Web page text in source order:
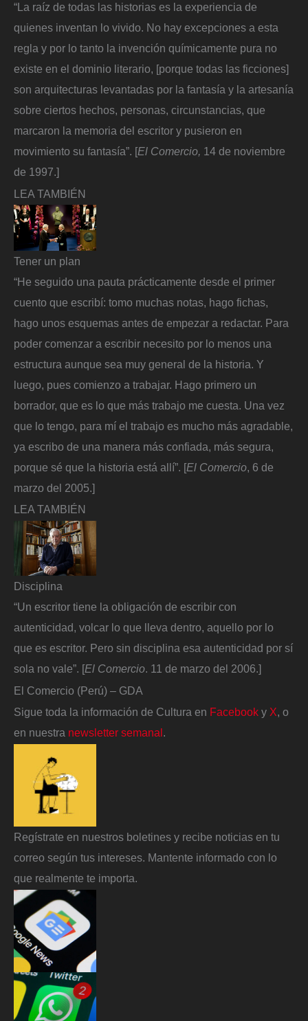
“La raíz de todas las historias es la experiencia de
quienes inventan lo vivido. No hay excepciones a esta
regla y por lo tanto la invención químicamente pura no
existe en el dominio literario, [porque todas las ficciones]
son arquitecturas levantadas por la fantasía y la artesanía
sobre ciertos hechos, personas, circunstancias, que
marcaron la memoria del escritor y pusieron en
movimiento su fantasía”. [El Comercio, 14 de noviembre
de 1997.]
LEA TAMBIÉN
Tener un plan
“He seguido una pauta prácticamente desde el primer
cuento que escribí: tomo muchas notas, hago fichas,
hago unos esquemas antes de empezar a redactar. Para
poder comenzar a escribir necesito por lo menos una
estructura aunque sea muy general de la historia. Y
luego, pues comienzo a trabajar. Hago primero un
borrador, que es lo que más trabajo me cuesta. Una vez
que lo tengo, para mí el trabajo es mucho más agradable,
ya escribo de una manera más confiada, más segura,
porque sé que la historia está allí”. [El Comercio, 6 de
marzo del 2005.]
LEA TAMBIÉN
Disciplina
“Un escritor tiene la obligación de escribir con
autenticidad, volcar lo que lleva dentro, aquello por lo
que es escritor. Pero sin disciplina esa autenticidad por sí
sola no vale”. [El Comercio. 11 de marzo del 2006.]
El Comercio (Perú) – GDA
Sigue toda la información de Cultura en Facebook y X, o
en nuestra newsletter semanal.
Regístrate en nuestros boletines y recibe noticias en tu
correo según tus intereses. Mantente informado con lo
que realmente te importa.